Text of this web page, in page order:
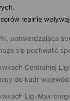
realnie
potwierdzająca
się pochwalić
Centralnej
do kadr
Ligi